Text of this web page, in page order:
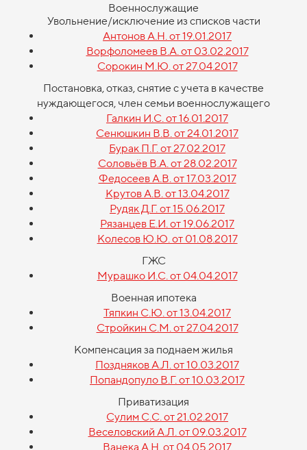
Военнослужащие
Увольнение/исключение из списков части
Антонов А.Н. от 19.01.2017
Ворфоломеев В.А. от 03.02.2017
Сорокин М.Ю. от 27.04.2017
Постановка, отказ, снятие с учета в качестве
нуждающегося, член семьи военнослужащего
Галкин И.С. от 16.01.2017
Сенюшкин В.В. от 24.01.2017
Бурак П.Г. от 27.02.2017
Соловьёв В.А. от 28.02.2017
Федосеев А.В. от 17.03.2017
Крутов А.В. от 13.04.2017
Рудяк Д.Г. от 15.06.2017
Рязанцев Е.И. от 19.06.2017
Колесов Ю.Ю. от 01.08.2017
ГЖС
Мурашко И.С. от 04.04.2017
Военная ипотека
Тяпкин С.Ю. от 13.04.2017
Стройкин С.М. от 27.04.2017
Компенсация за поднаем жилья
Поздняков А.Л. от 10.03.2017
Попандопуло В.Г. от 10.03.2017
Приватизация
Сулим С.С. от 21.02.2017
Веселовский А.Л. от 09.03.2017
Ванека А.Н. от 04.05.2017